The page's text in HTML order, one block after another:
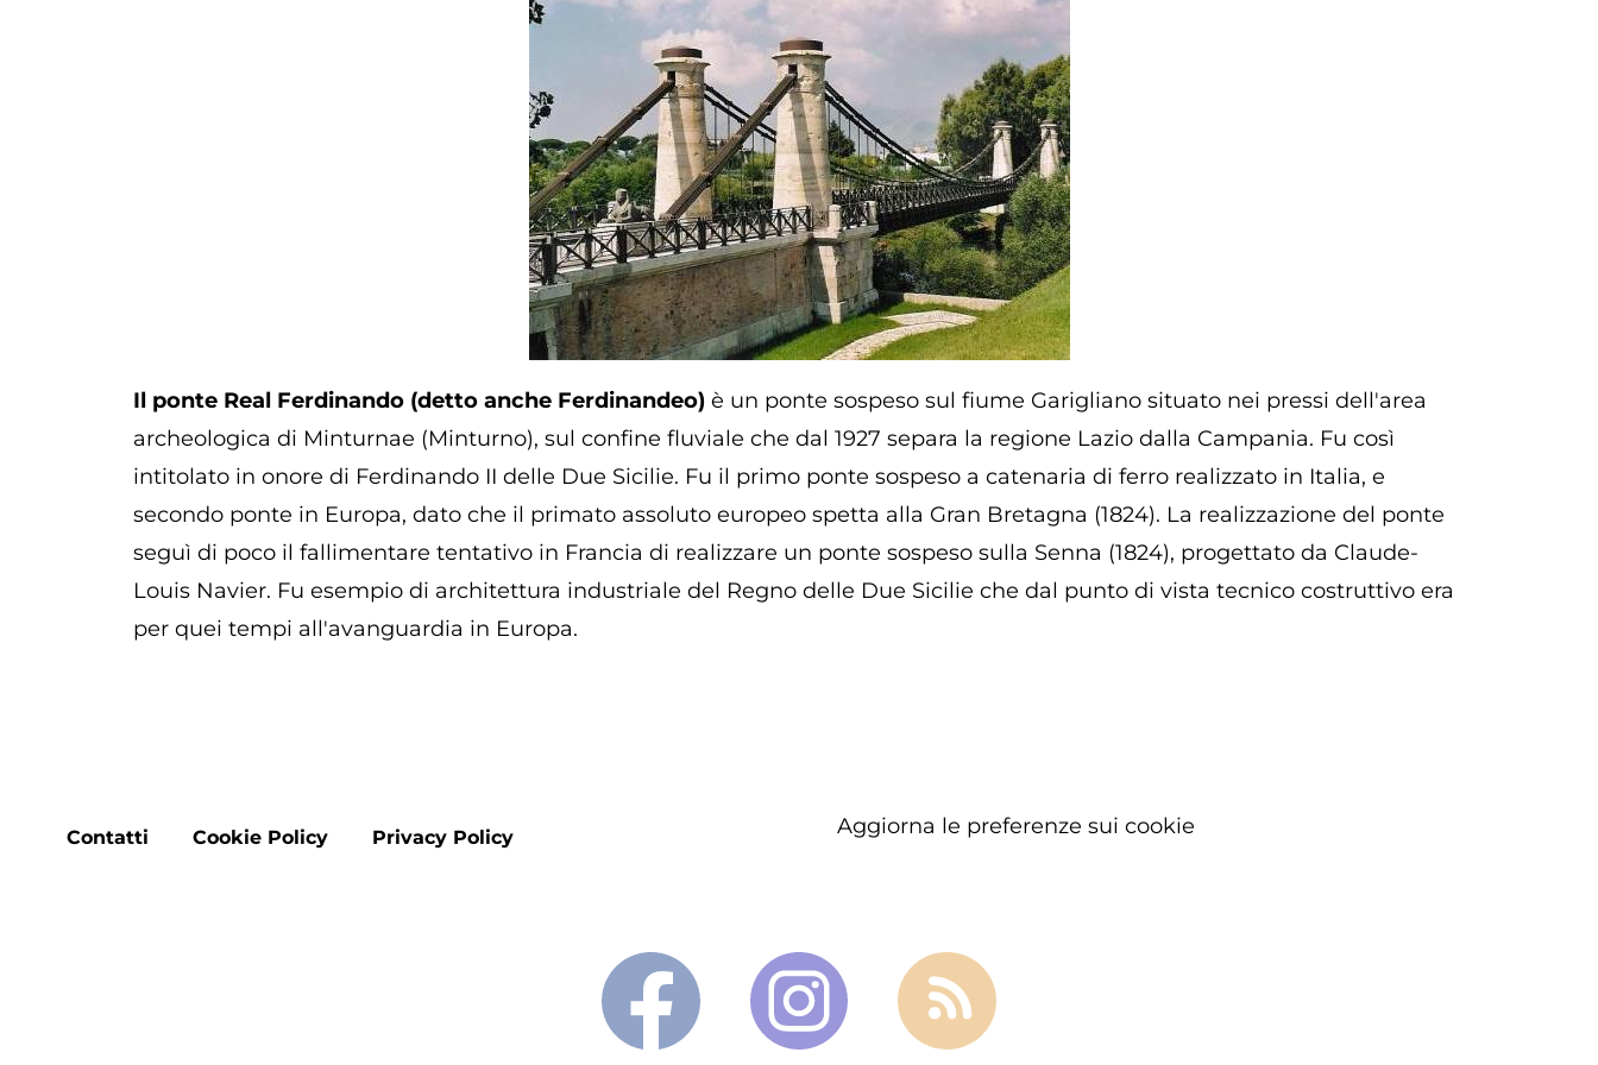
Il ponte Real Ferdinando (detto anche Ferdinandeo) è un ponte sospeso sul fiume Garigliano situato nei pressi dell'area
archeologica di Minturnae (Minturno), sul confine fluviale che dal 1927 separa la regione Lazio dalla Campania. Fu così
intitolato in onore di Ferdinando II delle Due Sicilie. Fu il primo ponte sospeso a catenaria di ferro realizzato in Italia, e
secondo ponte in Europa, dato che il primato assoluto europeo spetta alla Gran Bretagna (1824). La realizzazione del ponte
seguì di poco il fallimentare tentativo in Francia di realizzare un ponte sospeso sulla Senna (1824), progettato da Claude-
Louis Navier. Fu esempio di architettura industriale del Regno delle Due Sicilie che dal punto di vista tecnico costruttivo era
per quei tempi all'avanguardia in Europa.
Footer
Contatti Cookie Policy Privacy Policy Aggiorna le preferenze sui cookie